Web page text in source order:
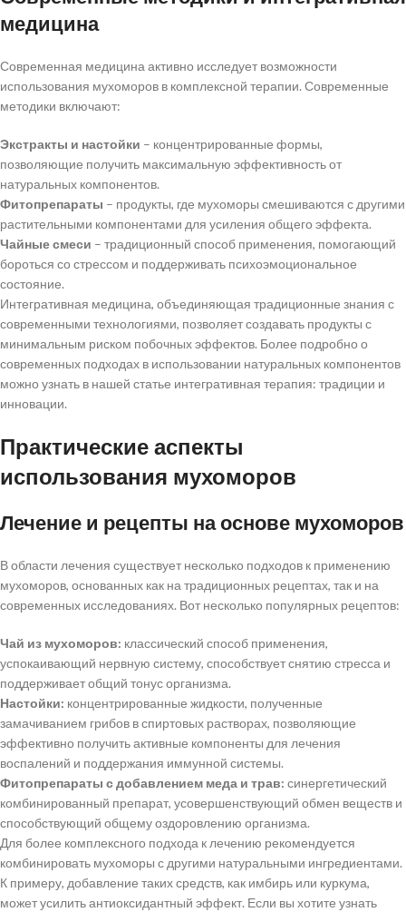
медицина
Современная медицина активно исследует возможности
использования мухоморов в комплексной терапии. Современные
методики включают:
Экстракты и настойки – концентрированные формы,
позволяющие получить максимальную эффективность от
натуральных компонентов.
Фитопрепараты – продукты, где мухоморы смешиваются с другими
растительными компонентами для усиления общего эффекта.
Чайные смеси – традиционный способ применения, помогающий
бороться со стрессом и поддерживать психоэмоциональное
состояние.
Интегративная медицина, объединяющая традиционные знания с
современными технологиями, позволяет создавать продукты с
минимальным риском побочных эффектов. Более подробно о
современных подходах в использовании натуральных компонентов
можно узнать в нашей статье интегративная терапия: традиции и
инновации.
Практические аспекты
использования мухоморов
Лечение и рецепты на основе мухоморов
В области лечения существует несколько подходов к применению
мухоморов, основанных как на традиционных рецептах, так и на
современных исследованиях. Вот несколько популярных рецептов:
Чай из мухоморов: классический способ применения,
успокаивающий нервную систему, способствует снятию стресса и
поддерживает общий тонус организма.
Настойки: концентрированные жидкости, полученные
замачиванием грибов в спиртовых растворах, позволяющие
эффективно получить активные компоненты для лечения
воспалений и поддержания иммунной системы.
Фитопрепараты с добавлением меда и трав: синергетический
комбинированный препарат, усовершенствующий обмен веществ и
способствующий общему оздоровлению организма.
Для более комплексного подхода к лечению рекомендуется
комбинировать мухоморы с другими натуральными ингредиентами.
К примеру, добавление таких средств, как имбирь или куркума,
может усилить антиоксидантный эффект. Если вы хотите узнать